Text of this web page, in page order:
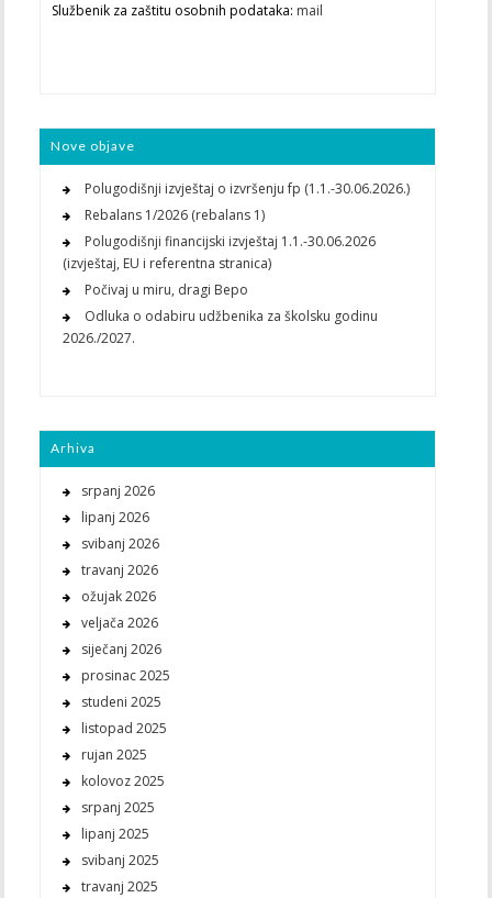
Službenik za zaštitu osobnih podataka: mail
Nove objave
Polugodišnji izvještaj o izvršenju fp (1.1.-30.06.2026.)
Rebalans 1/2026 (rebalans 1)
Polugodišnji financijski izvještaj 1.1.-30.06.2026
(izvještaj, EU i referentna stranica)
Počivaj u miru, dragi Bepo
Odluka o odabiru udžbenika za školsku godinu
2026./2027.
Arhiva
srpanj 2026
lipanj 2026
svibanj 2026
travanj 2026
ožujak 2026
veljača 2026
siječanj 2026
prosinac 2025
studeni 2025
listopad 2025
rujan 2025
kolovoz 2025
srpanj 2025
lipanj 2025
svibanj 2025
travanj 2025